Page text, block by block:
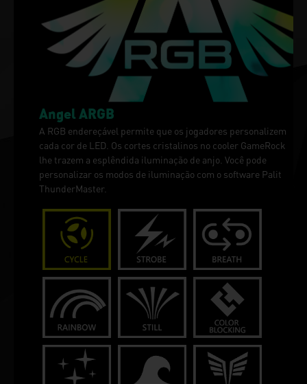
Angel ARGB
A RGB endereçável permite que os jogadores personalizem
cada cor de LED. Os cortes cristalinos no cooler GameRock
lhe trazem a esplêndida iluminação de anjo. Você pode
personalizar os modos de iluminação com o software Palit
ThunderMaster.